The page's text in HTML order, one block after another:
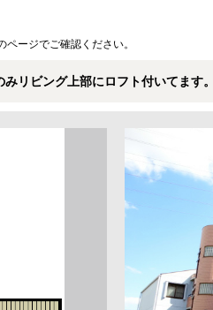
ージでご確認ください。
リビング上部にロフト付いてます。